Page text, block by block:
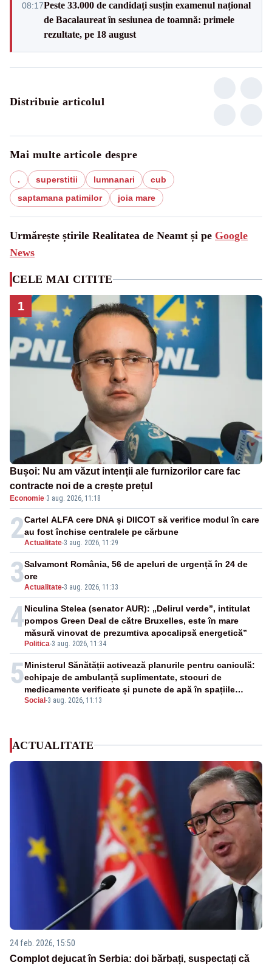
08:17Peste 33.000 de candidați susțin examenul național
de Bacalaureat în sesiunea de toamnă: primele
rezultate, pe 18 august
Distribuie articolul
Mai multe articole despre
. superstitii lumnanari
cub
saptamana patimilor
joia mare
Urmărește știrile Realitatea de Neamt și pe Google
News
CELE MAI CITITE
1
Bușoi: Nu am văzut intenții ale furnizorilor care fac
contracte noi de a crește prețul
Economie·3 aug. 2026, 11:18
2Actualitate-3 aug. 2026, 11:29
Cartel ALFA cere DNA și DIICOT să verifice modul în care
au fost închise centralele pe cărbune
3Actualitate-3 aug. 2026, 11:33
Salvamont România, 56 de apeluri de urgență în 24 de
ore
4
Politica-3 aug. 2026, 11:34
Niculina Stelea (senator AUR): „Delirul verde”, intitulat
pompos Green Deal de către Bruxelles, este în mare
măsură vinovat de prezumtiva apocalipsă energetică”
5
Social-3 aug. 2026, 11:13
Ministerul Sănătății activează planurile pentru caniculă:
echipaje de ambulanță suplimentate, stocuri de
medicamente verificate și puncte de apă în spațiile
publice
ACTUALITATE
24 feb. 2026, 15:50
Complot dejucat în Serbia: doi bărbați, suspectați că